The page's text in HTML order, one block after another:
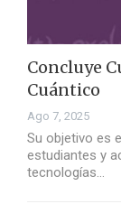
Concluye
Cuántico
Ago 7, 2025
Su objetivo es
estudiantes y
tecnologías…